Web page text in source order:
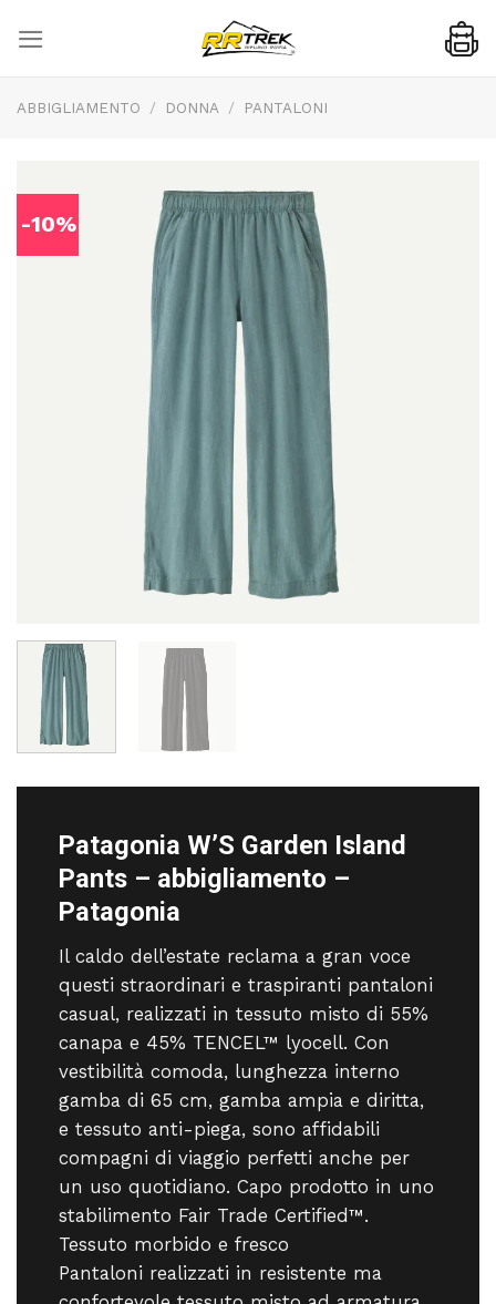
content
ABBIGLIAMENTO / DONNA / PANTALONI
-10%
Patagonia W’S Garden Island
Pants – abbigliamento –
Patagonia
Il caldo dell’estate reclama a gran voce
questi straordinari e traspiranti pantaloni
casual, realizzati in tessuto misto di 55%
canapa e 45% TENCEL™ lyocell. Con
vestibilità comoda, lunghezza interno
gamba di 65 cm, gamba ampia e diritta,
e tessuto anti-piega, sono affidabili
compagni di viaggio perfetti anche per
un uso quotidiano. Capo prodotto in uno
stabilimento Fair Trade Certified™.
Tessuto morbido e fresco
Pantaloni realizzati in resistente ma